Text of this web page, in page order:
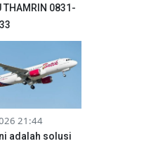
THAMRIN 0831-
21:44
adalah solusi